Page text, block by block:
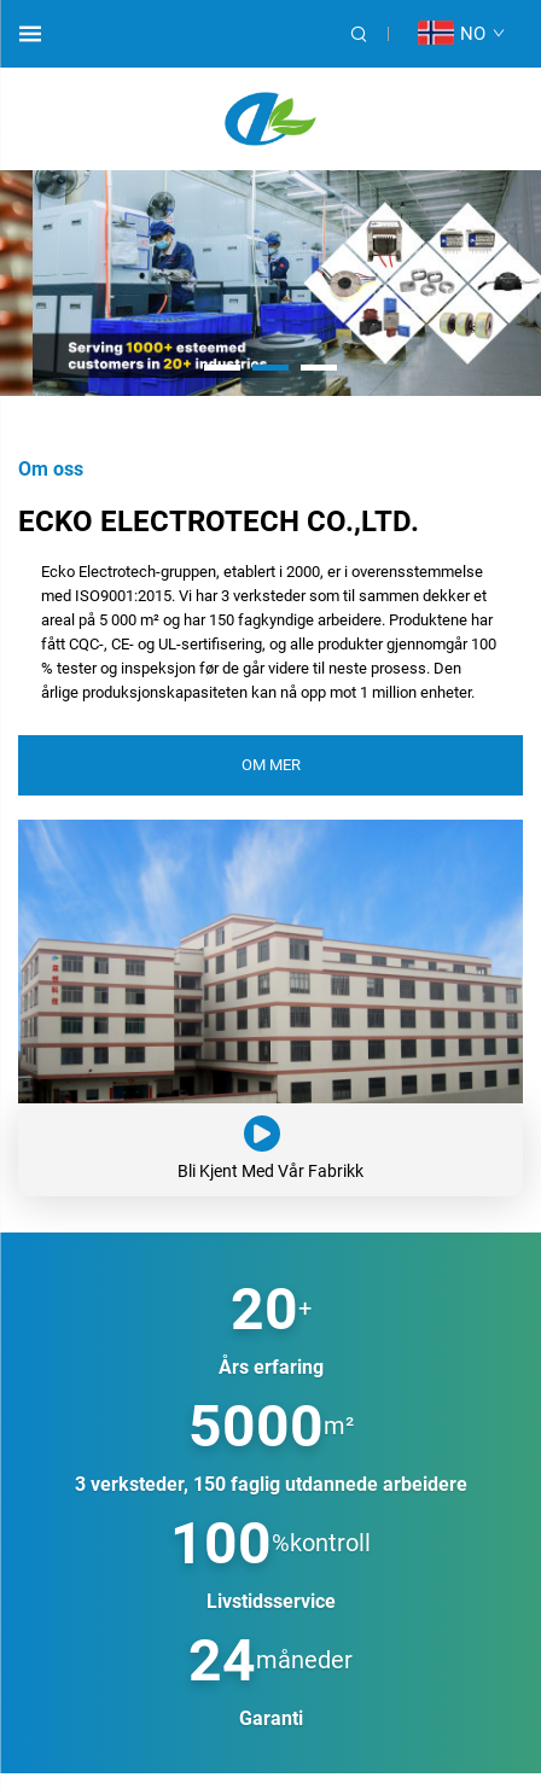
NO
Om oss
ECKO ELECTROTECH CO.,LTD.
Ecko Electrotech-gruppen, etablert i 2000, er i overensstemmelse
med ISO9001:2015. Vi har 3 verksteder som til sammen dekker et
areal på 5 000 m² og har 150 fagkyndige arbeidere. Produktene har
fått CQC-, CE- og UL-sertifisering, og alle produkter gjennomgår 100
% tester og inspeksjon før de går videre til neste prosess. Den
årlige produksjonskapasiteten kan nå opp mot 1 million enheter.
OM MER
Bli Kjent Med Vår Fabrikk
20+
Års erfaring
5000m²
3 verksteder, 150 faglig utdannede arbeidere
100%kontroll
Livstidsservice
24måneder
Garanti